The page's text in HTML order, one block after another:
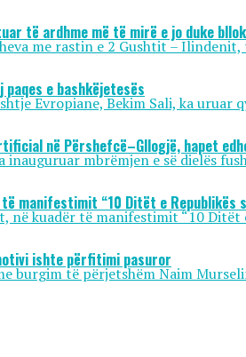
të ardhme më të mirë e jo duke
me rastin e 2 Gushtit –
e bashkëjetesës
Evropiane, Bekim Sali, ka uruar
në Përshefcë–Gllogjë, hapet
inauguruar mbrëmjen e së dielës
manifestimit “10 Ditët e Republikës
kuadër të manifestimit “10 Ditët
ishte përfitimi pasuror
burgim të përjetshëm Naim